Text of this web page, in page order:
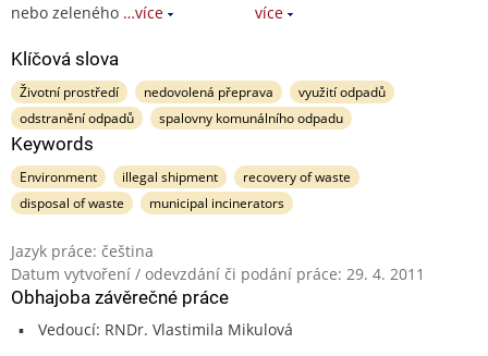
nebo zeleného …více
více
Klíčová slova
Životní prostředí nedovolená přeprava
využití odpadů
odstranění odpadů
spalovny komunálního odpadu
Keywords
Environment illegal shipment
recovery of waste
disposal of waste
municipal incinerators
Jazyk práce: čeština
Datum vytvoření / odevzdání či podání práce: 29. 4. 2011
Obhajoba závěrečné práce
Vedoucí: RNDr. Vlastimila Mikulová